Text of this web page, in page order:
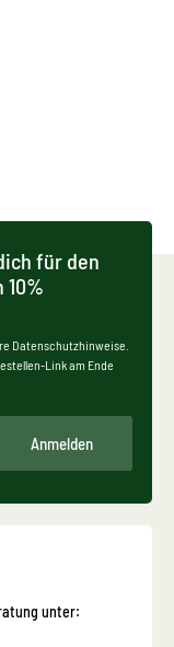
für den
Datenschutzhinweise.
Link am Ende
Anmelden
unter: